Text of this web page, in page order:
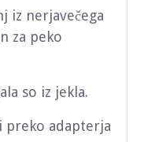
iz nerjavečega
za peko
so iz jekla.
preko adapterja